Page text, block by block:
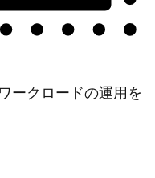
ークロードの運用を